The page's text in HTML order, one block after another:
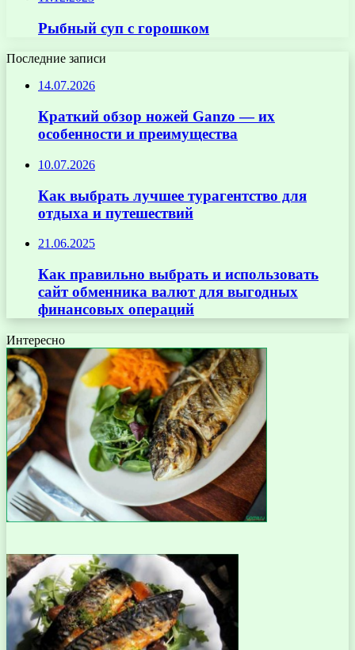
Рыбный суп с горошком
Последние записи
14.07.2026
Краткий обзор ножей Ganzo — их
особенности и преимущества
10.07.2026
Как выбрать лучшее турагентство для
отдыха и путешествий
21.06.2025
Как правильно выбрать и использовать
сайт обменника валют для выгодных
финансовых операций
Интересно